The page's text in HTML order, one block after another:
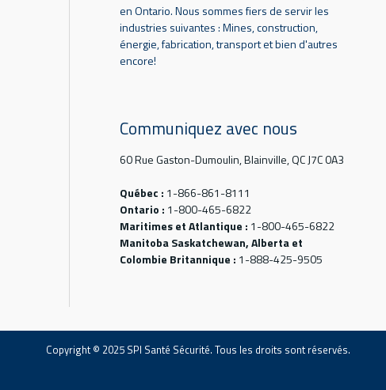
en Ontario. Nous sommes fiers de servir les
industries suivantes : Mines, construction,
énergie, fabrication, transport et bien d'autres
encore!
Communiquez avec nous
60 Rue Gaston-Dumoulin, Blainville, QC J7C 0A3
Québec : 1-866-861-8111
Ontario : 1-800-465-6822
Maritimes et Atlantique : 1-800-465-6822
Manitoba Saskatchewan, Alberta et
Colombie Britannique : 1-888-425-9505
Copyright © 2025 SPI Santé Sécurité. Tous les droits sont réservés.